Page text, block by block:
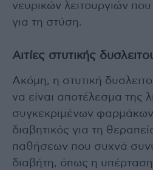
νευρικών λειτουργιών που
για τη στύση.
Αιτίες στυτικής
Ακόμη, η στυτική
να είναι αποτέλεσμα της
συγκεκριμένων
διαβητικός για τη
παθήσεων που συχνά
διαβήτη, όπως η